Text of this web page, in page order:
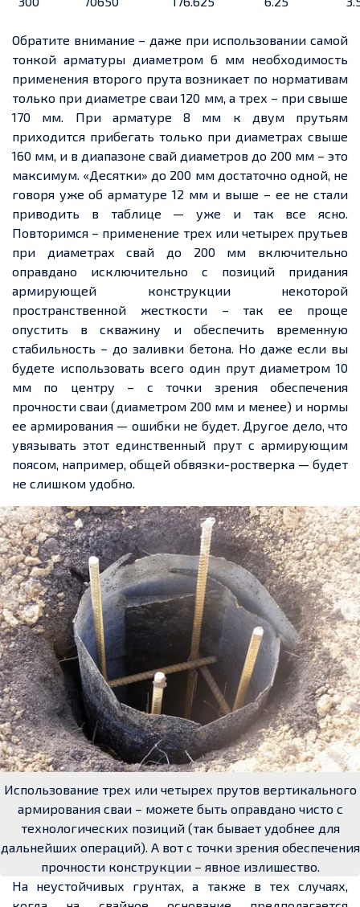
Обратите внимание – даже при использовании самой
тонкой арматуры диаметром 6 мм необходимость
применения второго прута возникает по нормативам
только при диаметре сваи 120 мм, а трех – при свыше
170 мм. При арматуре 8 мм к двум прутьям
приходится прибегать только при диаметрах свыше
160 мм, и в диапазоне свай диаметров до 200 мм – это
максимум. «Десятки» до 200 мм достаточно одной, не
говоря уже об арматуре 12 мм и выше – ее не стали
приводить в таблице — уже и так все ясно.
Повторимся – применение трех или четырех прутьев
при диаметрах свай до 200 мм включительно
оправдано исключительно с позиций придания
армирующей конструкции некоторой
пространственной жесткости – так ее проще
опустить в скважину и обеспечить временную
стабильность – до заливки бетона. Но даже если вы
будете использовать всего один прут диаметром 10
мм по центру – с точки зрения обеспечения
прочности сваи (диаметром 200 мм и менее) и нормы
ее армирования — ошибки не будет. Другое дело, что
увязывать этот единственный прут с армирующим
поясом, например, общей обвязки-ростверка — будет
не слишком удобно.
Использование трех или четырех прутов вертикального
армирования сваи – можете быть оправдано чисто с
технологических позиций (так бывает удобнее для
дальнейших операций). А вот с точки зрения обеспечения
прочности конструкции – явное излишество.
На неустойчивых грунтах, а также в тех случаях,